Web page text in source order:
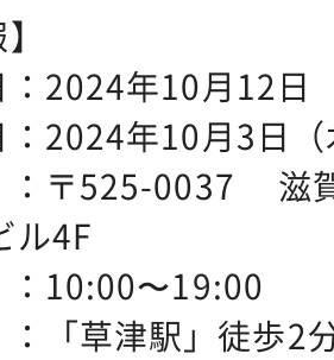
：2024年10月12日
：2024年10月3日
525-0037 滋賀
ル4F
10:00〜19:00
「草津駅」徒歩2